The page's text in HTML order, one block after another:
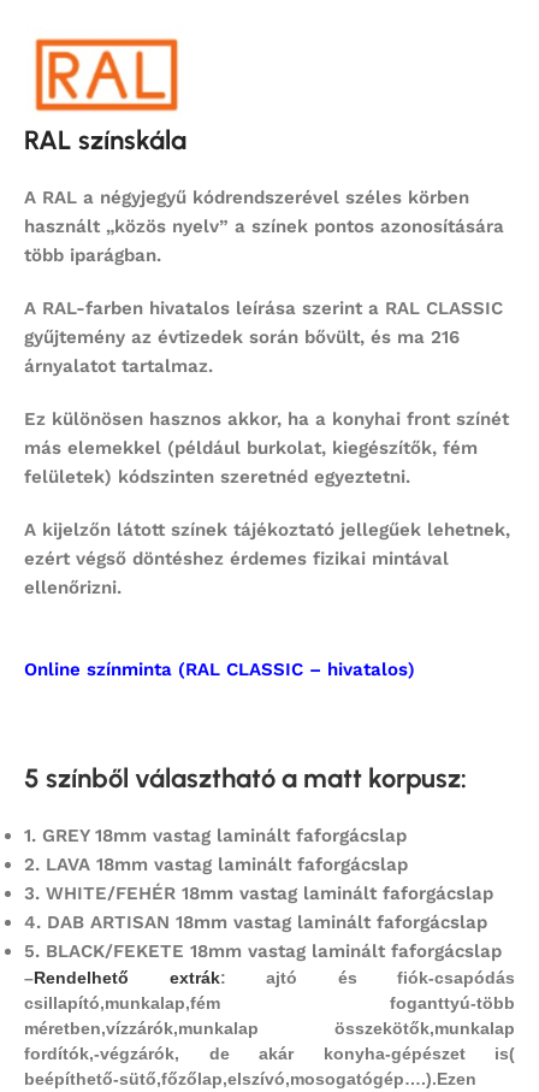
RAL színskála
A RAL a négyjegyű kódrendszerével széles körben
használt „közös nyelv” a színek pontos azonosítására
több iparágban.
A RAL-farben hivatalos leírása szerint a RAL CLASSIC
gyűjtemény az évtizedek során bővült, és ma 216
árnyalatot tartalmaz.
Ez különösen hasznos akkor, ha a konyhai front színét
más elemekkel (például burkolat, kiegészítők, fém
felületek) kódszinten szeretnéd egyeztetni.
A kijelzőn látott színek tájékoztató jellegűek lehetnek,
ezért végső döntéshez érdemes fizikai mintával
ellenőrizni.
Online színminta (RAL CLASSIC – hivatalos)
5 színből választható a matt korpusz:
1. GREY 18mm vastag laminált faforgácslap
2. LAVA 18mm vastag laminált faforgácslap
3. WHITE/FEHÉR 18mm vastag laminált faforgácslap
4. DAB ARTISAN 18mm vastag laminált faforgácslap
5. BLACK/FEKETE 18mm vastag laminált faforgácslap
–Rendelhető extrák: ajtó és fiók-csapódás
csillapító,munkalap,fém foganttyú-több
méretben,vízzárók,munkalap összekötők,munkalap
fordítók,-végzárók, de akár konyha-gépészet is(
beépíthető-sütő,főzőlap,elszívó,mosogatógép….).Ezen